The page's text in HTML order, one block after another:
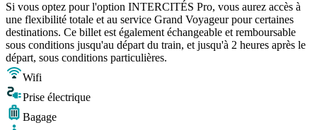
Si vous optez pour l'option INTERCITÉS Pro, vous aurez accès à
une flexibilité totale et au service Grand Voyageur pour certaines
destinations. Ce billet est également échangeable et remboursable
sous conditions jusqu'au départ du train, et jusqu'à 2 heures après le
départ, sous conditions particulières.
Wifi
Prise électrique
Bagage